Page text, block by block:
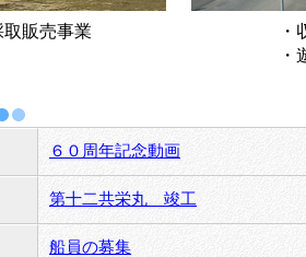
取販売事業
・
６０周年記念動画
第十二共栄丸 竣工
船員の募集